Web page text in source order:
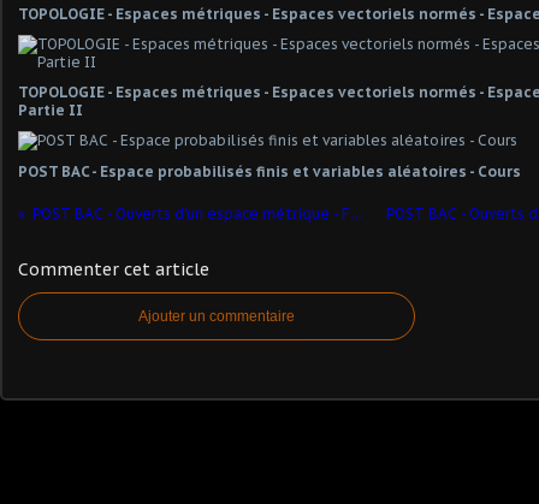
TOPOLOGIE - Espaces métriques - Espaces vectoriels normés -
TOPOLOGIE - Espaces métriques - Espaces vectoriels normés -
Partie II
POST BAC - Espace probabilisés finis et variables aléatoires - Cours
POST BAC - Ouverts d'un espace métrique - Fermés d'un espace métrique - Exercice 4.5
Commenter cet article
Ajouter un commentaire